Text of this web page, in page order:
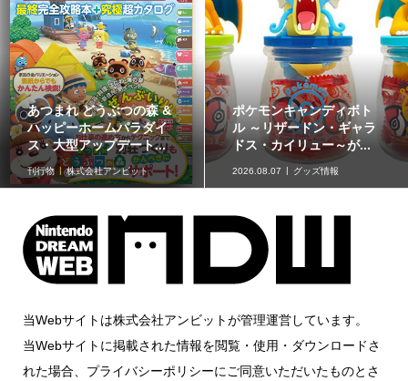
あつまれ どうぶつの森 &
ハッピーホームパラダイ
ス・大型アップデート...
刊行物 株式会社アンビット
ポケモンキャンディボト
ル ～リザードン・ギャラ
ドス・カイリュー～が...
2026.08.07 グッズ情報
当Webサイトは株式会社アンビットが管理運営しています。
当Webサイトに掲載された情報を閲覧・使用・ダウンロードさ
れた場合、プライバシーポリシーにご同意いただいたものとさ